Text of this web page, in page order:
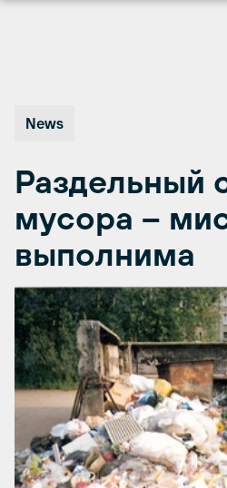
News
Раздельный
мусора –
выполнима